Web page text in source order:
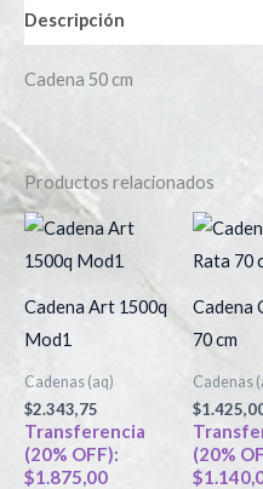
Descripción
Cadena 50 cm
Productos relacionados
Cadena Art 1500q
Mod1
Cadenas (aq)
$2.343,75
Transferencia
(20% OFF):
$1.875,00
Cadena
70 cm
Cadenas
$
(20%
$